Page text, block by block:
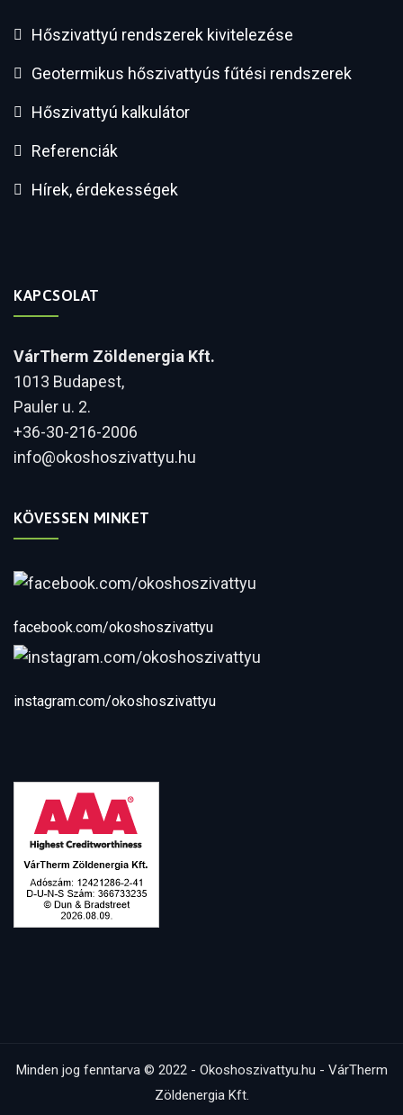
Hőszivattyú rendszerek kivitelezése
Geotermikus hőszivattyús fűtési rendszerek
Hőszivattyú kalkulátor
Referenciák
Hírek, érdekességek
KAPCSOLAT
VárTherm Zöldenergia Kft.
1013 Budapest,
Pauler u. 2.
+36-30-216-2006
info@okoshoszivattyu.hu
KÖVESSEN MINKET
facebook.com/okoshoszivattyu
instagram.com/okoshoszivattyu
Minden jog fenntarva © 2022 - Okoshoszivattyu.hu - VárTherm
Zöldenergia Kft.